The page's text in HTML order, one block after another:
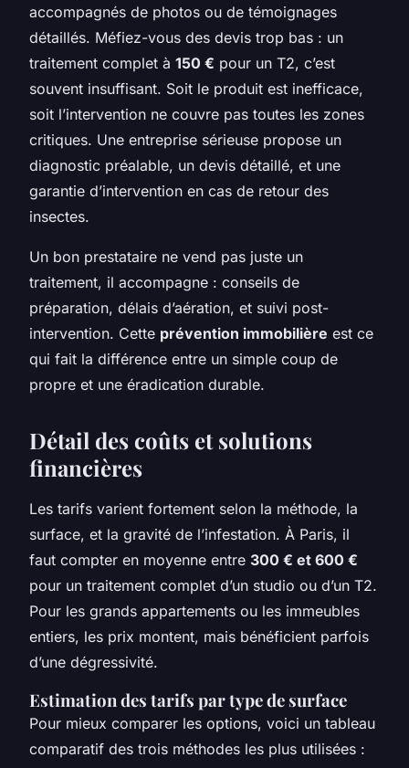
accompagnés de photos ou de témoignages
détaillés. Méfiez-vous des devis trop bas : un
traitement complet à 150 € pour un T2, c’est
souvent insuffisant. Soit le produit est inefficace,
soit l’intervention ne couvre pas toutes les zones
critiques. Une entreprise sérieuse propose un
diagnostic préalable, un devis détaillé, et une
garantie d’intervention en cas de retour des
insectes.
Un bon prestataire ne vend pas juste un
traitement, il accompagne : conseils de
préparation, délais d’aération, et suivi post-
intervention. Cette prévention immobilière est ce
qui fait la différence entre un simple coup de
propre et une éradication durable.
Détail des coûts et solutions
financières
Les tarifs varient fortement selon la méthode, la
surface, et la gravité de l’infestation. À Paris, il
faut compter en moyenne entre 300 € et 600 €
pour un traitement complet d’un studio ou d’un T2.
Pour les grands appartements ou les immeubles
entiers, les prix montent, mais bénéficient parfois
d’une dégressivité.
Estimation des tarifs par type de surface
Pour mieux comparer les options, voici un tableau
comparatif des trois méthodes les plus utilisées :